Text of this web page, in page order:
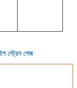
স্ট্রেন গেজ